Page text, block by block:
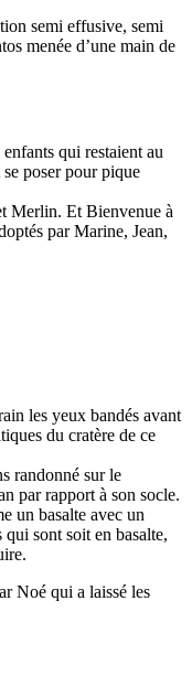
semi effusive, semi
menée d’une main de
qui restaient au
poser pour pique
Merlin. Et Bienvenue à
par Marine, Jean,
les yeux bandés avant
du cratère de ce
randonné sur le
par rapport à son socle.
un basalte avec un
sont soit en basalte,
Noé qui a laissé les